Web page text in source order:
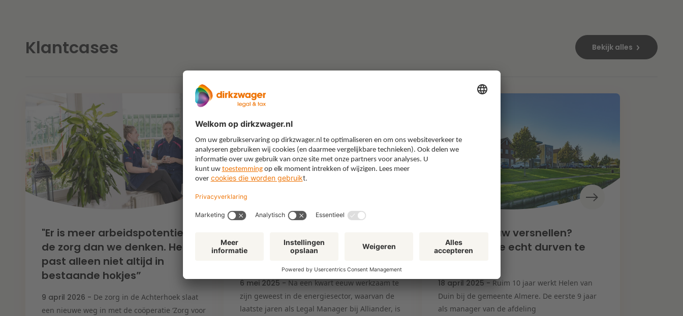
Klantcases Bekijk alles
"Er is meer arbeidspotentieel in
de zorg dan we denken. Het
past alleen niet altijd in
bestaande hokjes”
9 april 2026 - De zorg in de Achterhoek slaat
een nieuwe weg in met de coöperatie ‘Zorg voor
lessen uit een juridische
6 mei 2025 - Na een kwart eeuw werkzaam te
zijn geweest in de energiesector, waarvan de
laatste jaren als Legal Manager bij Alliander, is
"Woningbouw versnellen?
Alleen als we echt durven te
18 april 2025 - Ruim 10 jaar werkt Helen van
Duin bij de gemeente Almere. De eerste 9 jaar
als manager van de afdeling